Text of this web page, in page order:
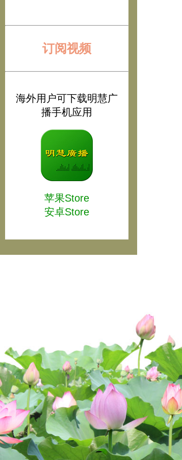
订阅视频
海外用户可下载明慧广
播手机应用
苹果Store
安卓Store